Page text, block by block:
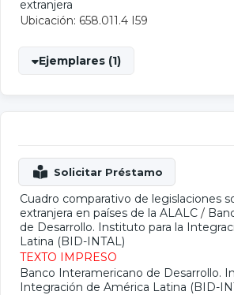
extranjera
Ubicación: 658.011.4 I59
Ejemplares (1)
Cuadro comparativo de legislaciones
extranjera en países de la ALALC /
de Desarrollo. Instituto para la
Latina (BID-INTAL)
TEXTO IMPRESO
Banco Interamericano de Desarrollo.
Integración de América Latina (BID-